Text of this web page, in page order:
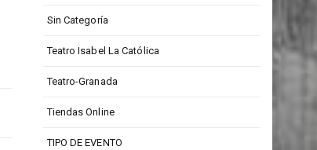
Sin Categoría
Teatro Isabel La Católica
Teatro-Granada
Tiendas Online
TIPO DE EVENTO